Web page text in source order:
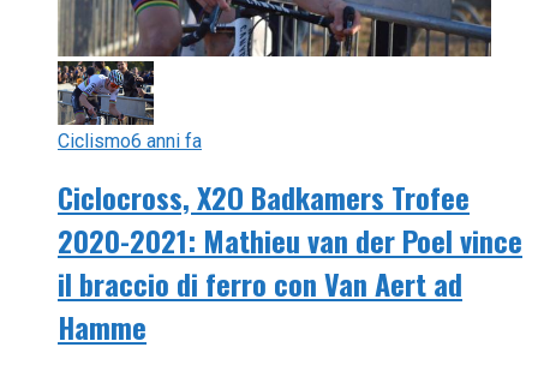
Ciclismo6 anni fa
Ciclocross, X2O Badkamers Trofee
2020-2021: Mathieu van der Poel vince
il braccio di ferro con Van Aert ad
Hamme